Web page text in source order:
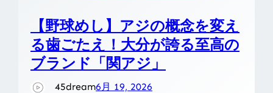
【野球めし】アジの概念を変え
る歯ごたえ！大分が誇る至高の
ブランド「関アジ」
45dream6月 19, 2026